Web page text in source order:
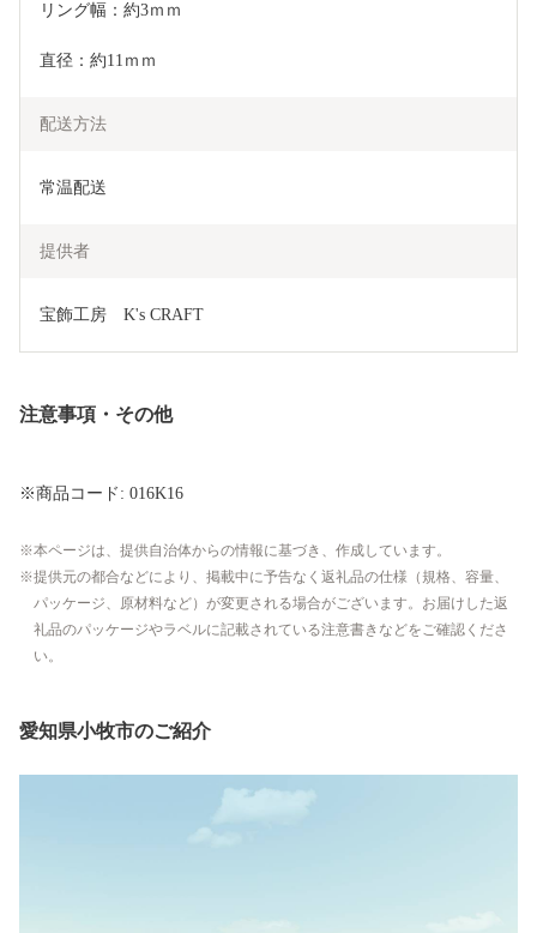
リング幅：約3ｍｍ
直径：約11ｍｍ
配送方法
常温配送
提供者
注意事項・その他
※商品コード: 016K16
本ページは、提供自治体からの情報に基づき、作成しています。
提供元の都合などにより、掲載中に予告なく返礼品の仕様（規格、容量、
パッケージ、原材料など）が変更される場合がございます。お届けした返
礼品のパッケージやラベルに記載されている注意書きなどをご確認くださ
い。
愛知県小牧市のご紹介